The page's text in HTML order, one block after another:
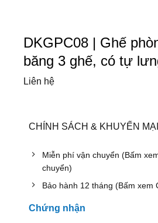
DKGPC08 | Ghế
băng 3 ghế, có tự
Liên hệ
CHÍNH SÁCH & KHUYẾN MẠI
Miễn phí vận chuyển (Bấm
chuyển)
Bảo hành 12 tháng (Bấm xem
Chứng nhận